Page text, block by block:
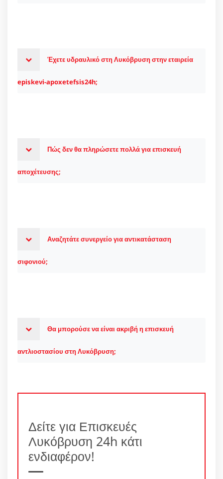
Έχετε υδραυλικό στη Λυκόβρυση στην εταιρεία
episkevi-apoxetefsis24h;
Πώς δεν θα πληρώσετε πολλά για επισκευή
αποχέτευσης;
Αναζητάτε συνεργείο για αντικατάσταση
σιφονιού;
Θα μπορούσε να είναι ακριβή η επισκευή
αντλιοστασίου στη Λυκόβρυση;
Δείτε για Επισκευές
Λυκόβρυση 24h κάτι
ενδιαφέρον!